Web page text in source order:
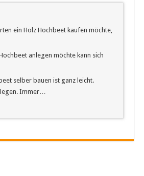
ein Holz Hochbeet kaufen möchte,
anlegen möchte kann sich
selber bauen ist ganz leicht.
Immer…